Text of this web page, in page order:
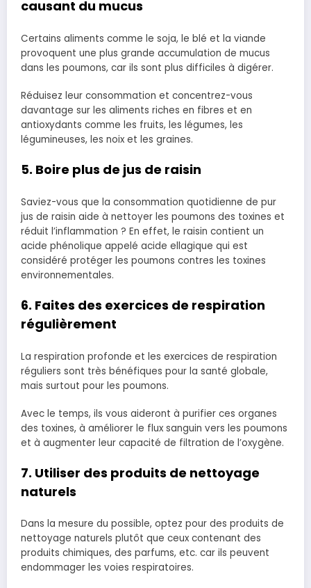
causant du mucus
Certains aliments comme le soja, le blé et la viande
provoquent une plus grande accumulation de mucus
dans les poumons, car ils sont plus difficiles à digérer.
Réduisez leur consommation et concentrez-vous
davantage sur les aliments riches en fibres et en
antioxydants comme les fruits, les légumes, les
légumineuses, les noix et les graines.
5. Boire plus de jus de raisin
Saviez-vous que la consommation quotidienne de pur
jus de raisin aide à nettoyer les poumons des toxines et
réduit l’inflammation ? En effet, le raisin contient un
acide phénolique appelé acide ellagique qui est
considéré protéger les poumons contres les toxines
environnementales.
6. Faites des exercices de respiration
régulièrement
La respiration profonde et les exercices de respiration
réguliers sont très bénéfiques pour la santé globale,
mais surtout pour les poumons.
Avec le temps, ils vous aideront à purifier ces organes
des toxines, à améliorer le flux sanguin vers les poumons
et à augmenter leur capacité de filtration de l’oxygène.
7. Utiliser des produits de nettoyage
naturels
Dans la mesure du possible, optez pour des produits de
nettoyage naturels plutôt que ceux contenant des
produits chimiques, des parfums, etc. car ils peuvent
endommager les voies respiratoires.